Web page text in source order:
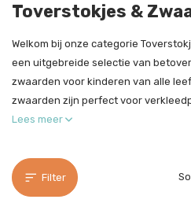
Toverstokjes &
Welkom bij onze categorie
een uitgebreide selectie van
zwaarden voor kinderen van alle
zwaarden zijn perfect voor
Lees meer
Filter